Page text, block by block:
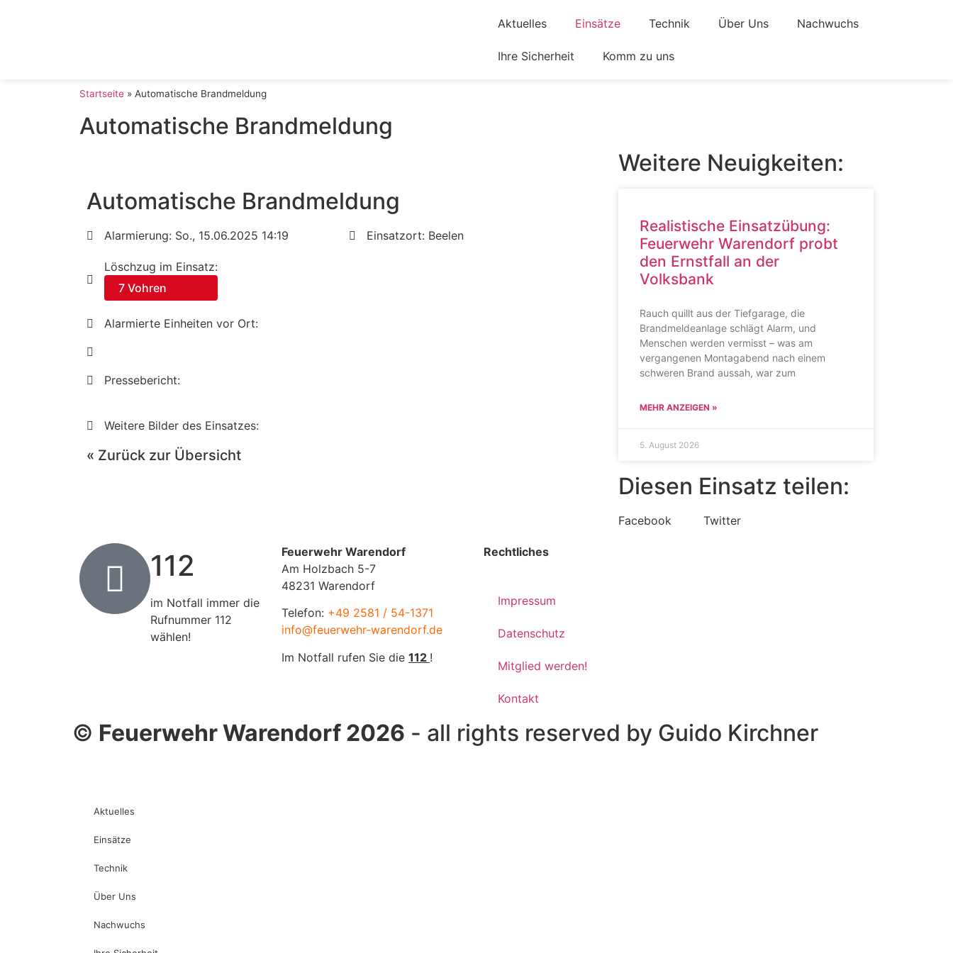
Aktuelles Einsätze Technik Über Uns Nachwuchs
Ihre Sicherheit Komm zu uns
Startseite » Automatische Brandmeldung
Automatische Brandmeldung
Automatische Brandmeldung
Alarmierung: So., 15.06.2025 14:19 Einsatzort: Beelen
Löschzug im Einsatz:
7 Vohren
Alarmierte Einheiten vor Ort:
Pressebericht:
Weitere Bilder des Einsatzes:
« Zurück zur Übersicht
Weitere Neuigkeiten:
Realistische Einsatzübung:
Feuerwehr Warendorf probt
den Ernstfall an der
Volksbank
Rauch quillt aus der Tiefgarage, die
Brandmeldeanlage schlägt Alarm, und
Menschen werden vermisst – was am
vergangenen Montagabend nach einem
schweren Brand aussah, war zum
MEHR ANZEIGEN »
5. August 2026
Diesen Einsatz teilen:
Facebook Twitter
112
im Notfall immer die
Rufnummer 112
wählen!
Feuerwehr Warendorf
Am Holzbach 5-7
48231 Warendorf
Telefon: +49 2581 / 54-1371
info@feuerwehr-warendorf.de
Im Notfall rufen Sie die 112 !
Rechtliches
Impressum
Datenschutz
Mitglied werden!
Kontakt
© Feuerwehr Warendorf 2026 - all rights reserved by Guido Kirchner
Aktuelles
Einsätze
Technik
Über Uns
Nachwuchs